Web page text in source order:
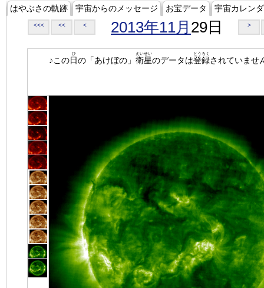
はやぶさの軌跡 宇宙からのメッセージ お宝データ 宇宙カレン
<<< << < 2013年11月 29日 >
♪この日
ひ
の「あけぼの」 衛星
えいせい
のデータは登録
とうろく
されていませ